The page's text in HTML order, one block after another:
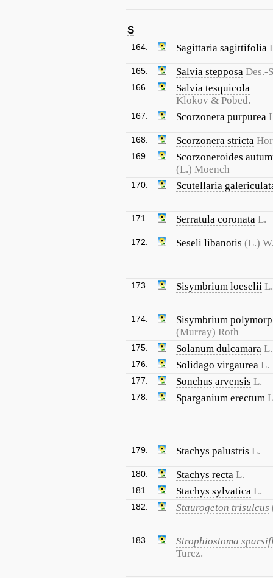
S
164. Sagittaria sagittifolia
165. Salvia stepposa Des.-
166.
Salvia tesquicola
Klokov & Pobed.
167. Scorzonera purpurea
168. Scorzonera stricta
169.
Scorzoneroides
(L.) Moench
170. Scutellaria
171. Serratula coronata L.
172. Seseli libanotis (L.)
173. Sisymbrium loeselii L.
174.
Sisymbrium
(Murray) Roth
175. Solanum dulcamara L.
176. Solidago virgaurea L.
177. Sonchus arvensis L.
178. Sparganium erectum
179. Stachys palustris L.
180. Stachys recta L.
181. Stachys sylvatica L.
182. Staurogeton trisulcus
183.
Strophiostoma
Turcz.